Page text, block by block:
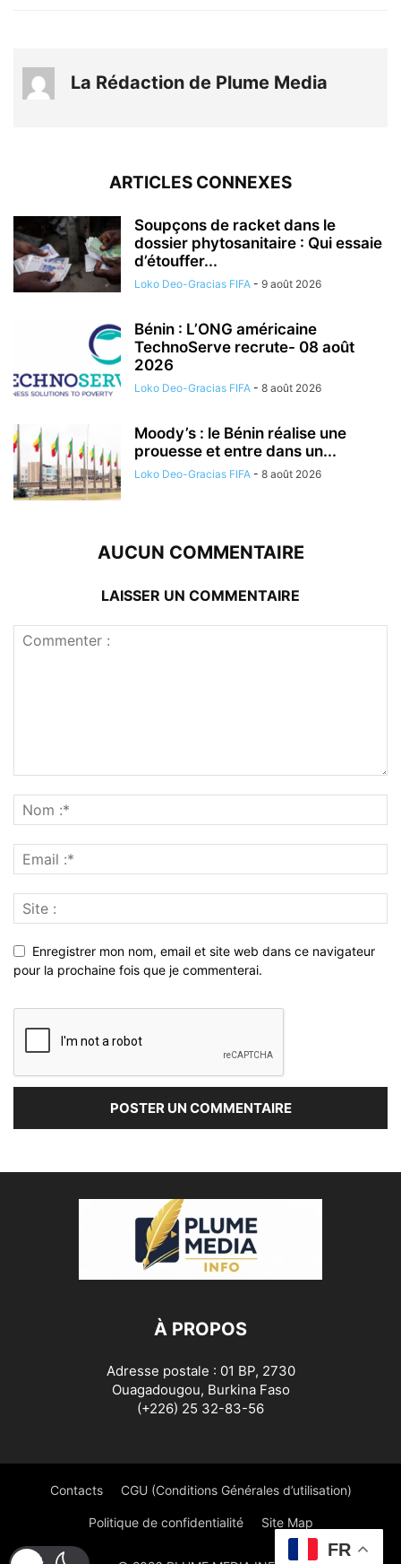
La Rédaction de Plume Media
ARTICLES CONNEXES
Soupçons de racket dans le
dossier phytosanitaire : Qui essaie
d’étouffer...
Loko Deo-Gracias FIFA - 9 août 2026
Bénin : L’ONG américaine
TechnoServe recrute- 08 août
2026
Loko Deo-Gracias FIFA - 8 août 2026
Moody’s : le Bénin réalise une
prouesse et entre dans un...
Loko Deo-Gracias FIFA - 8 août 2026
AUCUN COMMENTAIRE
LAISSER UN COMMENTAIRE
Enregistrer mon nom, email et site web dans ce navigateur
pour la prochaine fois que je commenterai.
À PROPOS
Adresse postale : 01 BP, 2730
Ouagadougou, Burkina Faso
(+226) 25 32-83-56
Contacts CGU (Conditions Générales d’utilisation)
Politique de confidentialité Site Map
FR